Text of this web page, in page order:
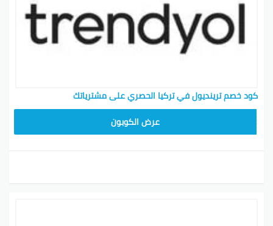
كود خصم ترينديول في تركيا الحصري على مشترياتك
عرض الكوبون